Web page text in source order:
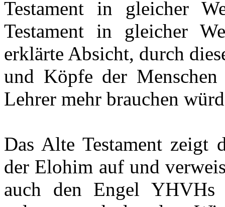
Testament in gleicher
Testament in gleicher
erklärte Absicht, durch
und Köpfe der
Lehrer mehr brauchen
Das Alte Testament zeigt
der Elohim auf und
auch den Engel